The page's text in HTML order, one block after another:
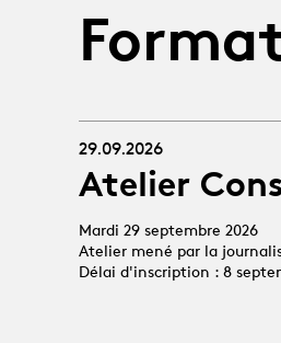
29.09.2026
Atelier
Mardi 29 septembre 2026
Atelier mené par la
Délai d'inscription : 8